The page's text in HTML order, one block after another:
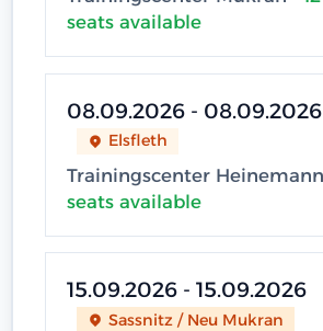
seats available
08.09.2026 - 08.09.2026
Elsfleth
seats available
15.09.2026 - 15.09.2026
Sassnitz / Neu Mukran